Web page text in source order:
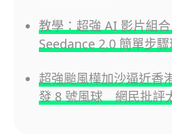
教學：超強 AI 影片組
Seedance 2.0 簡單步
超強颱風樺加沙逼近
發 8 號風球 網民批評